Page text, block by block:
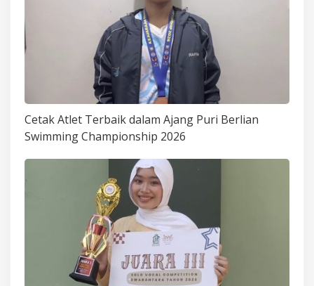
Cetak Atlet Terbaik dalam Ajang Puri Berlian
Swimming Championship 2026